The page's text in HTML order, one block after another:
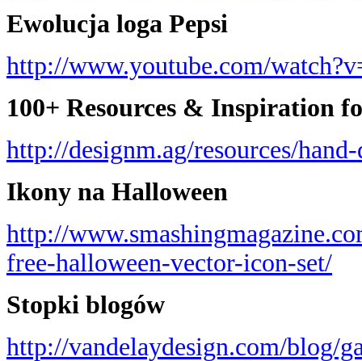
Ewolucja loga Pepsi
http://www.youtube.com/
100+ Resources & Inspiration
http://designm.ag/resources/
Ikony na Halloween
http://
free-halloween-vector-icon-set/
Stopki blogów
http://vandelaydesign.com/blog/